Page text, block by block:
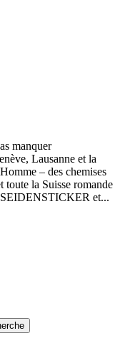
manquer
Lausanne et la
– des chemises
toute la Suisse romande
et...